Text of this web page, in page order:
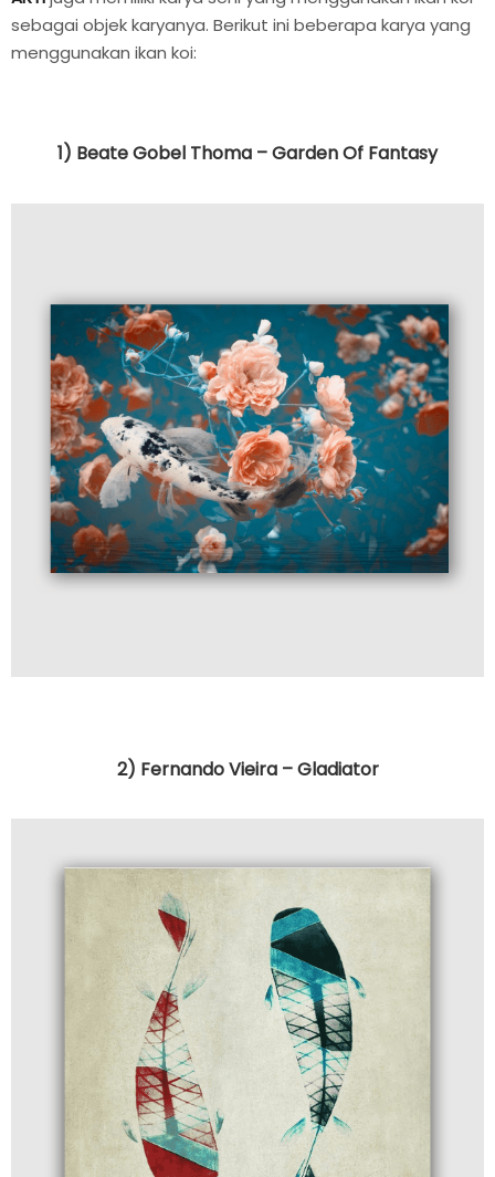
sebagai objek karyanya. Berikut ini beberapa karya yang
menggunakan ikan koi:
1) Beate Gobel Thoma – Garden Of Fantasy
2) Fernando Vieira – Gladiator